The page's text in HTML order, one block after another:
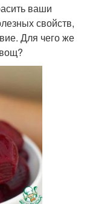
ваши
свойств,
Для чего же